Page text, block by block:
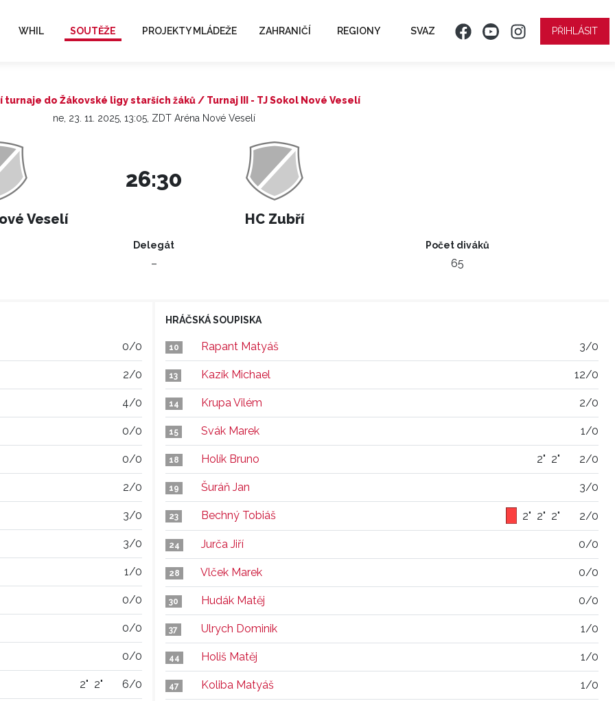
WHIL SOUTĚŽE PROJEKTY MLÁDEŽE ZAHRANIČÍ REGIONY SVAZ PŘIHLÁSIT
turnaje do Žákovské ligy starších žáků / Turnaj III - TJ Sokol Nové Veselí
ne, 23. 11. 2025, 13:05, ZDT Aréna Nové Veselí
Veselí
26:30
HC Zubří
Delegát
–
Počet diváků
65
0/0
2/0
4/0
0/0
0/0
2/0
3/0
3/0
1/0
0/0
0/0
0/0
2" 2" 6/0
HRÁČSKÁ SOUPISKA
10 Rapant Matyáš 3/0
13 Kazík Michael 12/0
14 Krupa Vilém 2/0
15 Svák Marek 1/0
18 Holík Bruno 2" 2" 2/0
19 Šuráň Jan 3/0
23 Bechný Tobiáš 2" 2" 2" 2/0
24 Jurča Jiří 0/0
28 Vlček Marek 0/0
30 Hudák Matěj 0/0
37 Ulrych Dominik 1/0
44 Holiš Matěj 1/0
47 Koliba Matyáš 1/0